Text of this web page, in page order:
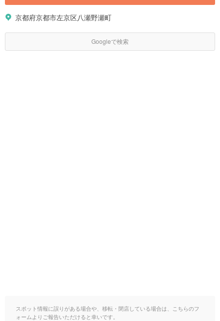
京都府京都市左京区八瀬野瀬町
Googleで検索
スポット情報に誤りがある場合や、移転・閉店している場合は、こちらのフ
ォームよりご報告いただけると幸いです。